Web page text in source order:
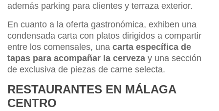
además parking para clientes y terraza exterior.
En cuanto a la oferta gastronómica, exhiben una
condensada carta con platos dirigidos a compartir
entre los comensales, una carta específica de
tapas para acompañar la cerveza y una sección
de exclusiva de piezas de carne selecta.
RESTAURANTES EN MÁLAGA
CENTRO